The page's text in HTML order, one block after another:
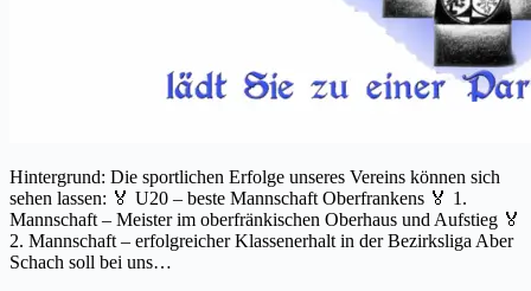
Hintergrund: Die sportlichen Erfolge unseres Vereins können sich
sehen lassen: 🏅 U20 – beste Mannschaft Oberfrankens 🏅 1.
Mannschaft – Meister im oberfränkischen Oberhaus und Aufstieg 🏅
2. Mannschaft – erfolgreicher Klassenerhalt in der Bezirksliga Aber
Schach soll bei uns…